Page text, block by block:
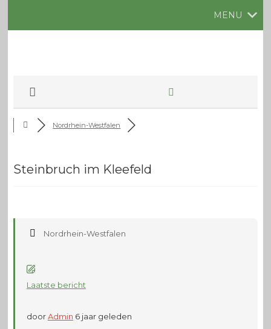
MENU
Nordrhein-Westfalen
Steinbruch im Kleefeld
Nordrhein-Westfalen
Laatste bericht
doorAdmin 6 jaar geleden